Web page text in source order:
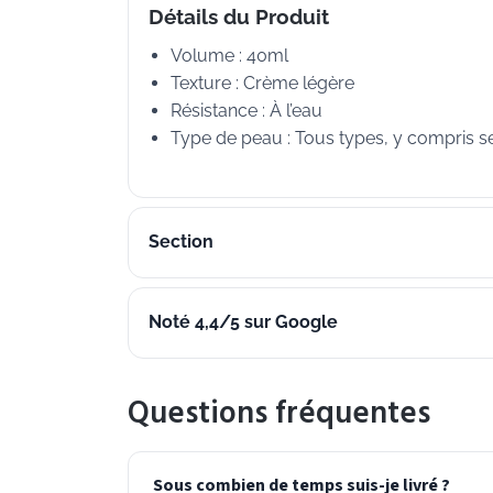
Détails du Produit
Volume : 40ml
Texture : Crème légère
Résistance : À l’eau
Type de peau : Tous types, y compris
Section
Noté 4,4/5 sur Google
Questions fréquentes
Sous combien de temps suis-je livré ?